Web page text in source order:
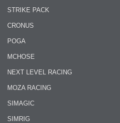
STRIKE PACK
CRONUS
POGA
MCHOSE
NEXT LEVEL RACING
MOZA RACING
SIMAGIC
SIMRIG